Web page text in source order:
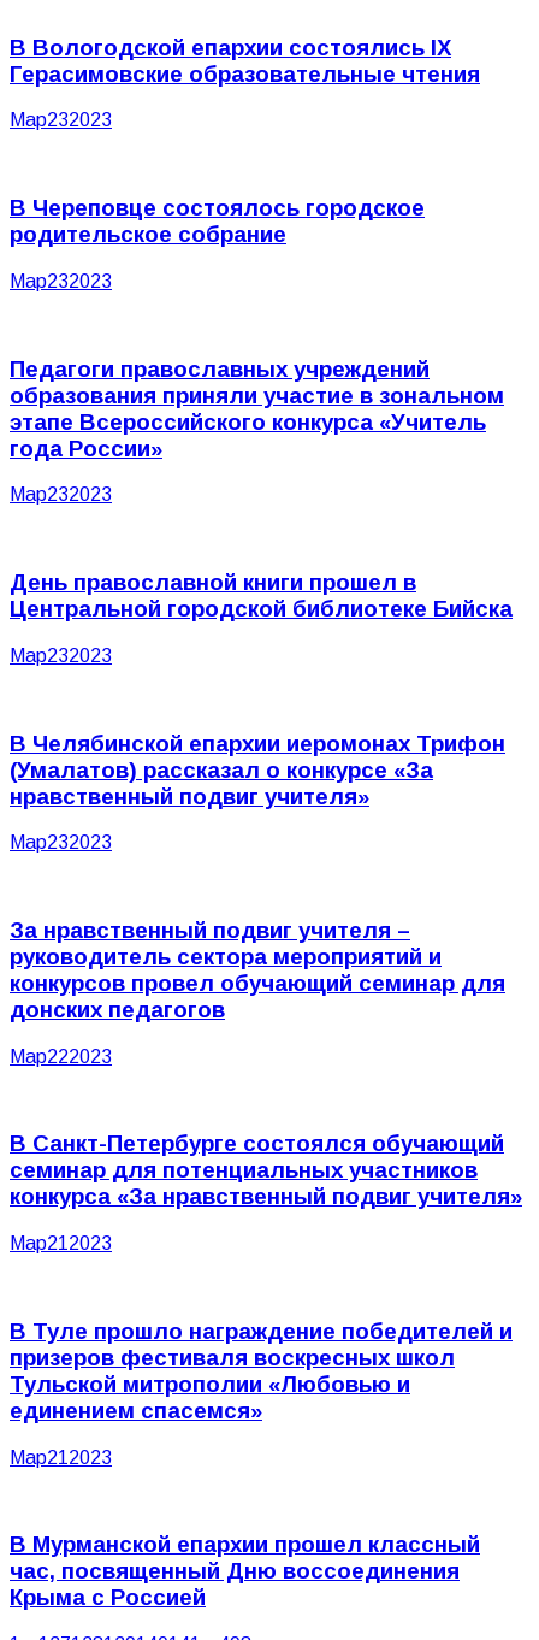
В Вологодской епархии состоялись IX
Герасимовские образовательные чтения
Мар232023
В Череповце состоялось городское
родительское собрание
Мар232023
Педагоги православных учреждений
образования приняли участие в зональном
этапе Всероссийского конкурса «Учитель
года России»
Мар232023
День православной книги прошел в
Центральной городской библиотеке Бийска
Мар232023
В Челябинской епархии иеромонах Трифон
(Умалатов) рассказал о конкурсе «За
нравственный подвиг учителя»
Мар232023
За нравственный подвиг учителя –
руководитель сектора мероприятий и
конкурсов провел обучающий семинар для
донских педагогов
Мар222023
В Санкт-Петербурге состоялся обучающий
семинар для потенциальных участников
конкурса «За нравственный подвиг учителя»
Мар212023
В Туле прошло награждение победителей и
призеров фестиваля воскресных школ
Тульской митрополии «Любовью и
единением спасемся»
Мар212023
В Мурманской епархии прошел классный
час, посвященный Дню воссоединения
Крыма с Россией